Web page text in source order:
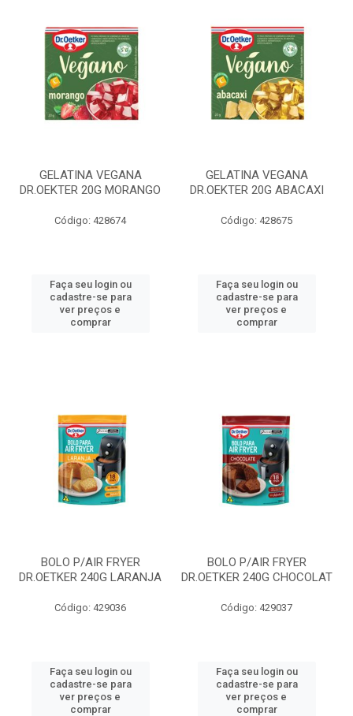
GELATINA VEGANA
DR.OEKTER 20G MORANGO
Código: 428674
Faça seu login ou
cadastre-se para
ver preços e
comprar
GELATINA VEGANA
DR.OEKTER 20G ABACAXI
Código: 428675
Faça seu login ou
cadastre-se para
ver preços e
comprar
BOLO P/AIR FRYER
DR.OETKER 240G LARANJA
Código: 429036
Faça seu login ou
cadastre-se para
ver preços e
comprar
BOLO P/AIR FRYER
DR.OETKER 240G CHOCOLAT
Código: 429037
Faça seu login ou
cadastre-se para
ver preços e
comprar